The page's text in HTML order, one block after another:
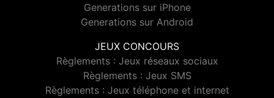
Generations sur iPhone
Generations sur Android
JEUX CONCOURS
Règlements : Jeux réseaux sociaux
Règlements : Jeux SMS
Règlements : Jeux téléphone et internet